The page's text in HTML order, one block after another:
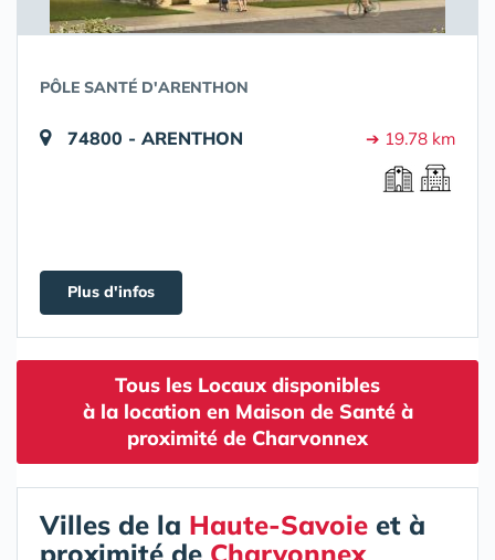
PÔLE SANTÉ D'ARENTHON
74800 - ARENTHON ➔ 19.78 km
Plus d'infos
Tous les Locaux disponibles
à la location en Maison de Santé à
proximité de Charvonnex
Villes de la Haute-Savoie et à
proximité de Charvonnex